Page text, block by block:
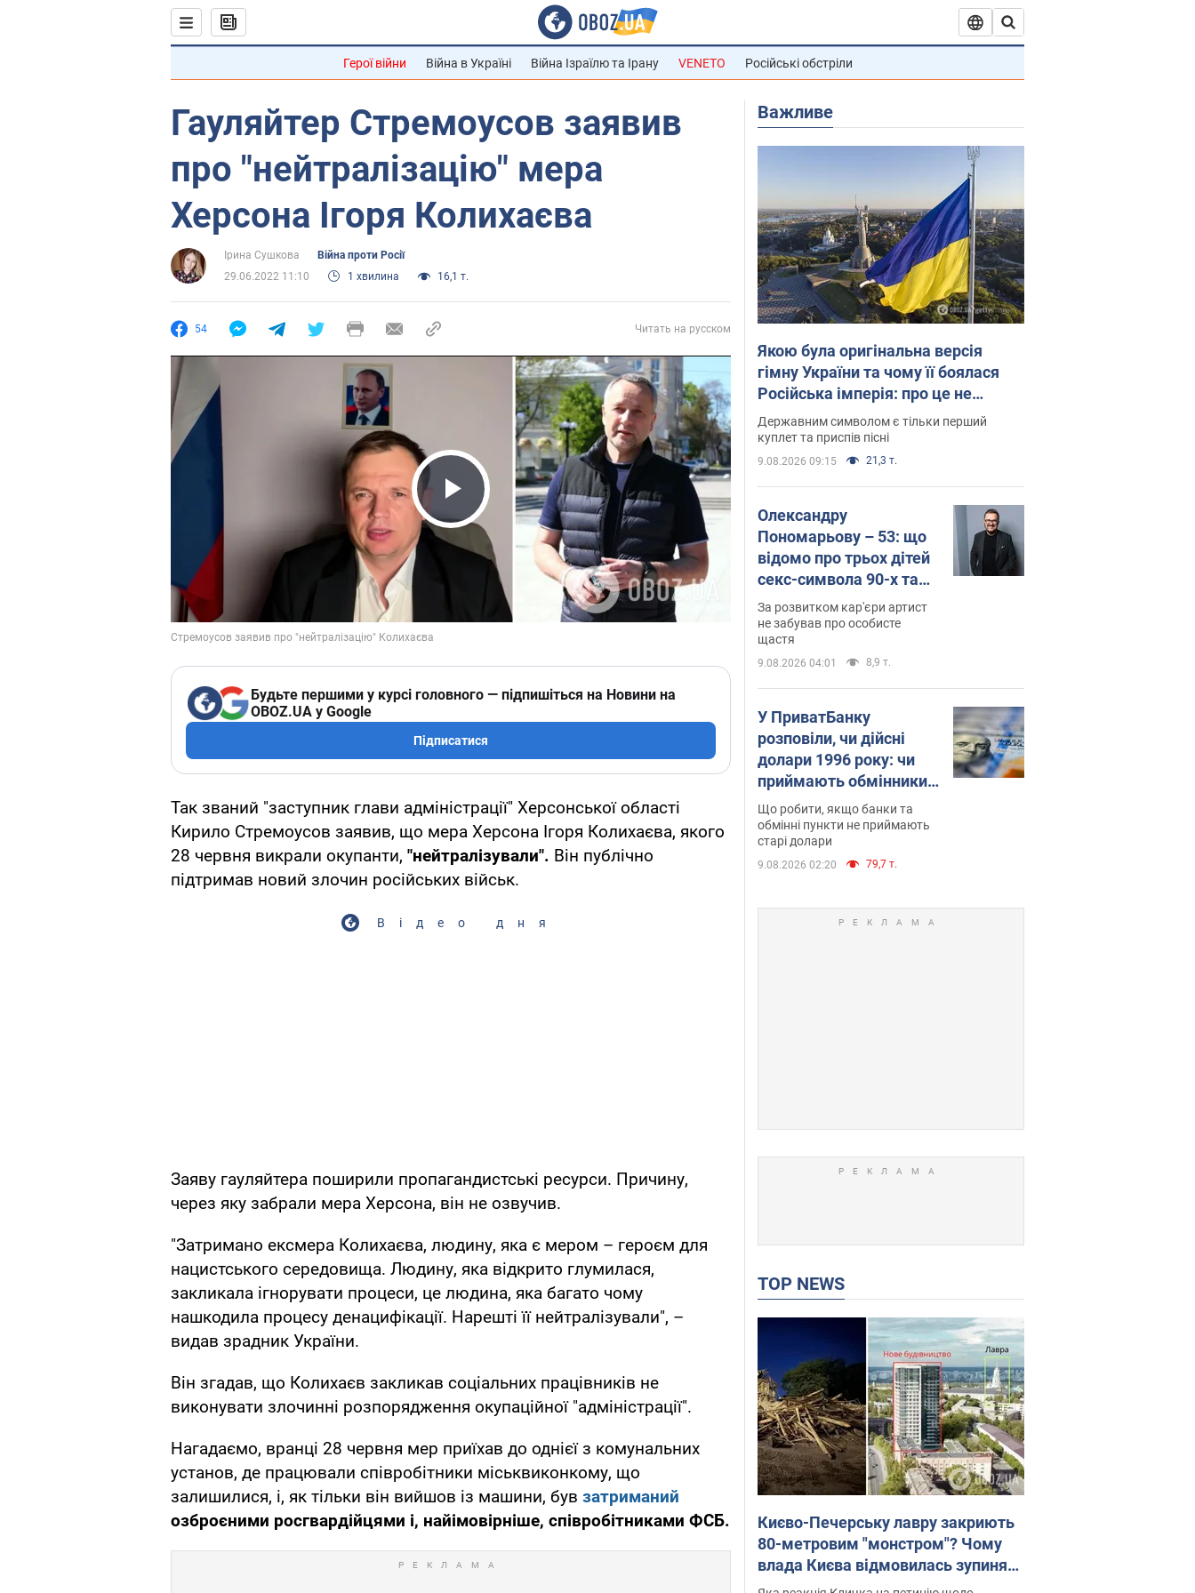
Герої війни Війна в Україні Війна Ізраїлю та Ірану VENETO Російські обстріли
Гауляйтер Стремоусов заявив
про "нейтралізацію" мера
Херсона Ігоря Колихаєва
Ірина Сушкова
Війна проти Росії
29.06.2022 11:10
1 хвилина 16,1 т.
54 Читать на русском
Play Video
Будьте першими у курсі головного — підпишіться на Новини на
OBOZ.UA у Google
Підписатися
Так званий "заступник глави адміністрації" Херсонської області
Кирило Стремоусов заявив, що мера Херсона Ігоря Колихаєва, якого
28 червня викрали окупанти, "нейтралізували". Він публічно
підтримав новий злочин російських військ.
Відео дня
Заяву гауляйтера поширили пропагандистські ресурси. Причину,
через яку забрали мера Херсона, він не озвучив.
"Затримано ексмера Колихаєва, людину, яка є мером – героєм для
нацистського середовища. Людину, яка відкрито глумилася,
закликала ігнорувати процеси, це людина, яка багато чому
нашкодила процесу денацифікації. Нарешті її нейтралізували", –
видав зрадник України.
Він згадав, що Колихаєв закликав соціальних працівників не
виконувати злочинні розпорядження окупаційної "адміністрації".
Нагадаємо, вранці 28 червня мер приїхав до однієї з комунальних
установ, де працювали співробітники міськвиконкому, що
залишилися, і, як тільки він вийшов із машини, був затриманий
озброєними росгвардійцями і, найімовірніше, співробітниками ФСБ.
Важливе
Якою була оригінальна версія
гімну України та чому її боялася
Російська імперія: про це не
розповідають у школі
Державним символом є тільки перший
куплет та приспів пісні
9.08.2026 09:15 21,3 т.
Олександру
Пономарьову – 53: що
відомо про трьох дітей
секс-символа 90-х та
який вигляд вони
мають
За розвитком кар'єри артист
не забував про особисте
щастя
9.08.2026 04:01 8,9 т.
У ПриватБанку
розповіли, чи дійсні
долари 1996 року: чи
приймають обмінники
та банки такі купюри
Що робити, якщо банки та
обмінні пункти не приймають
старі долари
9.08.2026 02:20 79,7 т.
TOP NEWS
Києво-Печерську лавру закриють
80-метровим "монстром"? Чому
влада Києва відмовилась зупиняти
будівництво хмарочоса